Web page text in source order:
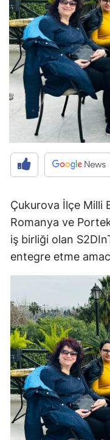
Çukurova İlçe Milli
Romanya ve
iş birliği olan
entegre etme